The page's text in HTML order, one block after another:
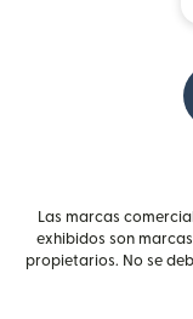
Las marcas
exhibidos son
propietarios. No se